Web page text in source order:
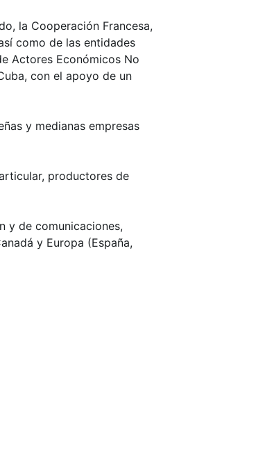
la Cooperación Francesa,
como de las entidades
Actores Económicos No
con el apoyo de un
y medianas empresas
productores de
y de comunicaciones,
y Europa (España,